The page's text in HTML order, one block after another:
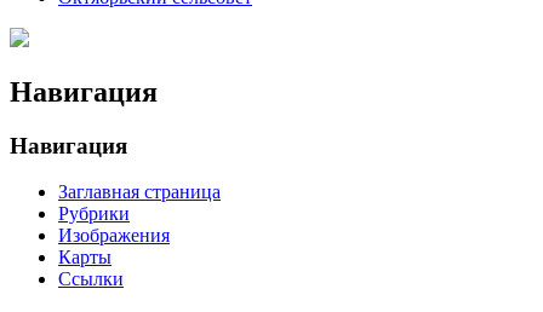
Навигация
Навигация
Заглавная страница
Рубрики
Изображения
Карты
Ссылки